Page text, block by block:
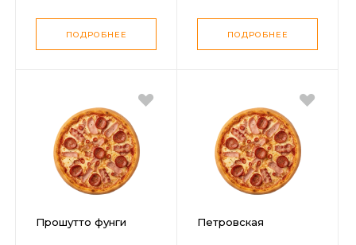
ПОДРОБНЕЕ ПОДРОБНЕЕ
Прошутто фунги Петровская